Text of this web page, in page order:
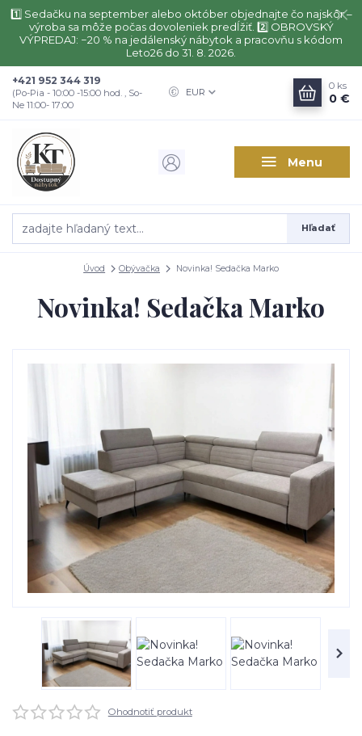
1️⃣ Sedačku na september alebo október objednajte čo najskôr –
výroba sa môže počas dovoleniek predĺžiť. 2️⃣ OBROVSKÝ
VÝPREDAJ: −20 % na jedálenský nábytok a pracovňu s kódom
Leto26 do 31. 8. 2026.
Menu
EUR
Hľadať
+421 952 344 319
(Po-Pia - 10:00 -15:00 hod. , So-
Ne 11:00- 17:00
0 ks
0 €
Úvod Obývačka Novinka! Sedačka Marko
Novinka! Sedačka Marko
Ohodnotiť produkt